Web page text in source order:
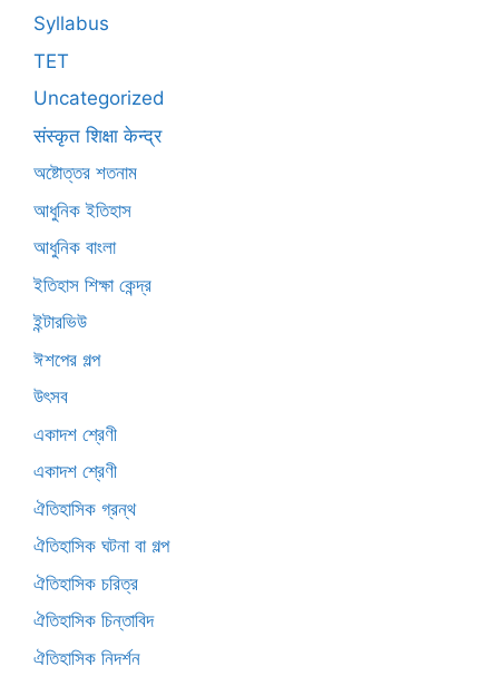
Syllabus
TET
Uncategorized
संस्कृत शिक्षा केन्द्र
অষ্টোত্তর শতনাম
আধুনিক ইতিহাস
আধুনিক বাংলা
ইতিহাস শিক্ষা কেন্দ্র
ইন্টারভিউ
ঈশপের গল্প
উৎসব
একাদশ শ্রেণী
একাদশ শ্রেণী
ঐতিহাসিক গ্রন্থ
ঐতিহাসিক ঘটনা বা গল্প
ঐতিহাসিক চরিত্র
ঐতিহাসিক চিন্তাবিদ
ঐতিহাসিক নিদর্শন